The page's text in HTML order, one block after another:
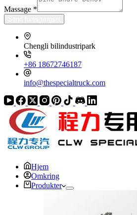
Massage *
Chengli bilindustripark
+86 18672746187
info@thespecialtruck.com
Hjem
Omkring
Produkter